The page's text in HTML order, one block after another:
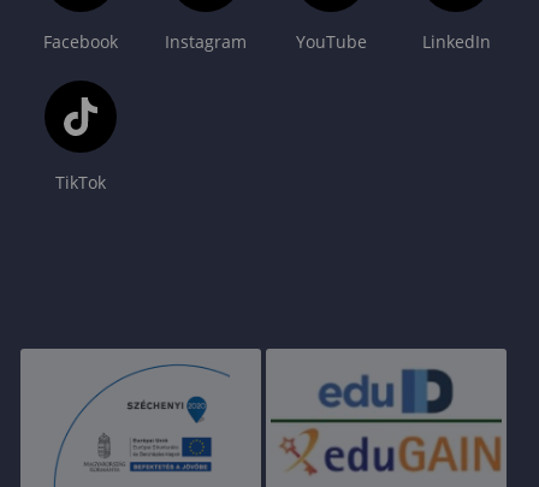
Facebook Instagram YouTube LinkedIn
TikTok